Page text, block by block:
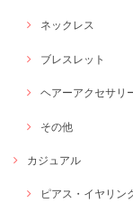
ネックレス
ブレスレット
ヘアーアクセサリ
その他
カジュアル
ピアス・イヤリン